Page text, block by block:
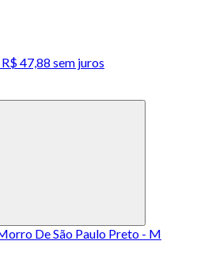
R$ 47,88 sem juros